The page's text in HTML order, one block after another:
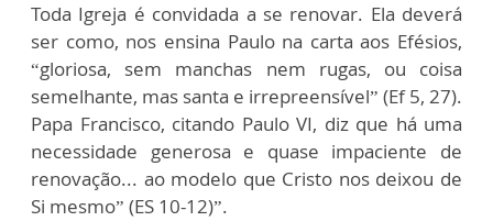
Toda Igreja é convidada a se renovar. Ela deverá
ser como, nos ensina Paulo na carta aos Efésios,
“gloriosa, sem manchas nem rugas, ou coisa
semelhante, mas santa e irrepreensível” (Ef 5, 27).
Papa Francisco, citando Paulo VI, diz que há uma
necessidade generosa e quase impaciente de
renovação... ao modelo que Cristo nos deixou de
Si mesmo” (ES 10-12)”.